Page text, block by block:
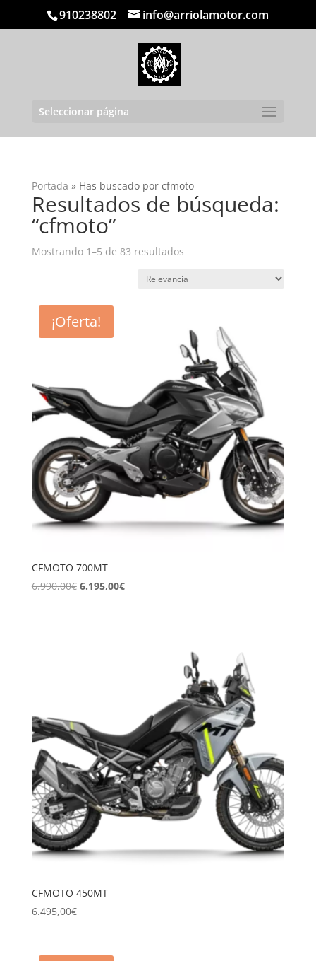
910238802 info@arriolamotor.com
Seleccionar página
Portada » Has buscado por cfmoto
Resultados de búsqueda:
“cfmoto”
Mostrando 1–5 de 83 resultadosOrdenado
popularidad
¡Oferta!
CFMOTO 700MT
6.990,00€ El
6.195,00€El
CFMOTO 450MT
6.495,00€